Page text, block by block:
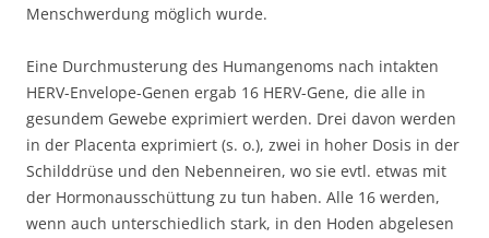
Menschwerdung möglich wurde.
Eine Durchmusterung des Humangenoms nach intakten
HERV-Envelope-Genen ergab 16 HERV-Gene, die alle in
gesundem Gewebe exprimiert werden. Drei davon werden
in der Placenta exprimiert (s. o.), zwei in hoher Dosis in der
Schilddrüse und den Nebenneiren, wo sie evtl. etwas mit
der Hormonausschüttung zu tun haben. Alle 16 werden,
wenn auch unterschiedlich stark, in den Hoden abgelesen